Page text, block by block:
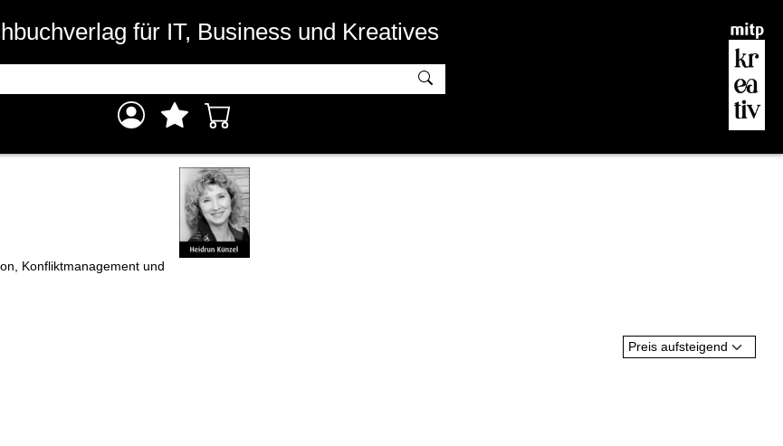
für IT, Business und Kreatives
Konfliktmanagement und
Preis aufsteigend